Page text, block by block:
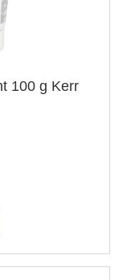
100 g Kerr